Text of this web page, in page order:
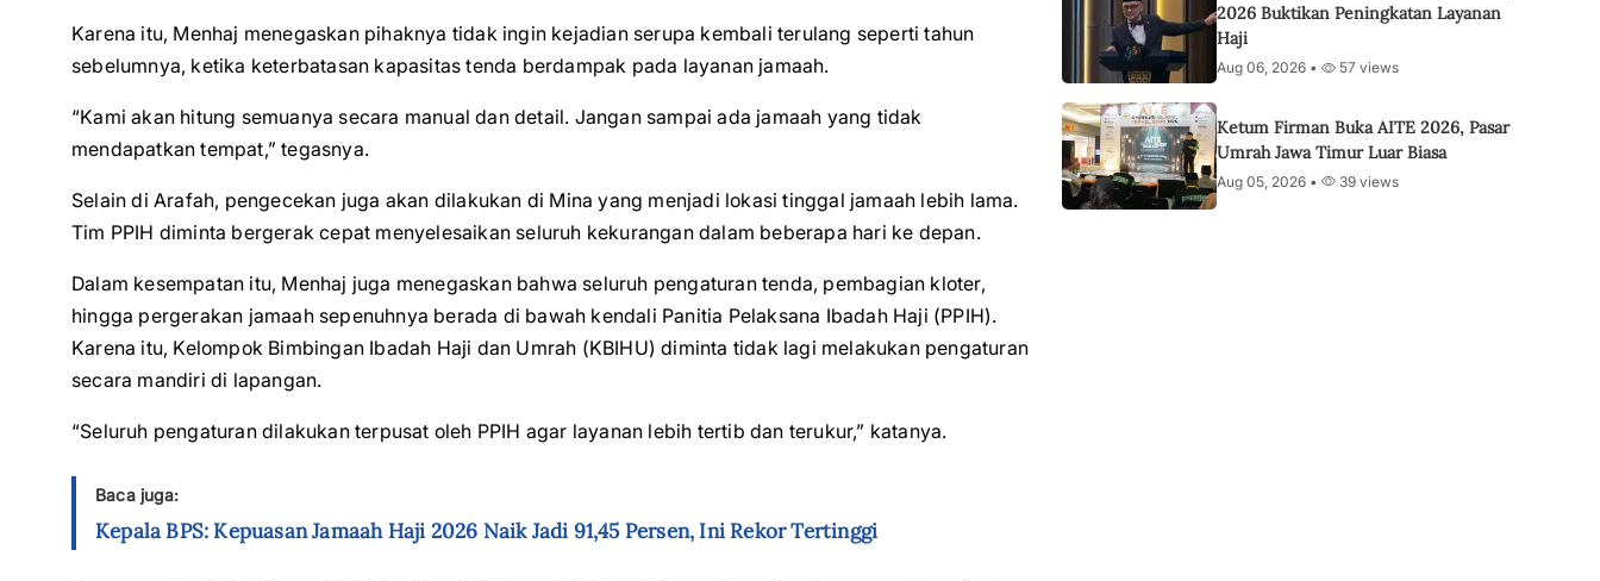
Karena itu, Menhaj menegaskan pihaknya tidak ingin kejadian serupa kembali terulang seperti tahun
sebelumnya, ketika keterbatasan kapasitas tenda berdampak pada layanan jamaah.
“Kami akan hitung semuanya secara manual dan detail. Jangan sampai ada jamaah yang tidak
mendapatkan tempat,” tegasnya.
Selain di Arafah, pengecekan juga akan dilakukan di Mina yang menjadi lokasi tinggal jamaah lebih lama.
Tim PPIH diminta bergerak cepat menyelesaikan seluruh kekurangan dalam beberapa hari ke depan.
Dalam kesempatan itu, Menhaj juga menegaskan bahwa seluruh pengaturan tenda, pembagian kloter,
hingga pergerakan jamaah sepenuhnya berada di bawah kendali Panitia Pelaksana Ibadah Haji (PPIH).
Karena itu, Kelompok Bimbingan Ibadah Haji dan Umrah (KBIHU) diminta tidak lagi melakukan pengaturan
secara mandiri di lapangan.
“Seluruh pengaturan dilakukan terpusat oleh PPIH agar layanan lebih tertib dan terukur,” katanya.
Baca juga:
Kepala BPS: Kepuasan Jamaah Haji 2026 Naik Jadi 91,45 Persen, Ini Rekor Tertinggi
2026 Buktikan Peningkatan Layanan
Haji
Aug 06, 2026 • 57 views
Ketum Firman Buka AITE 2026, Pasar
Umrah Jawa Timur Luar Biasa
Aug 05, 2026 • 39 views